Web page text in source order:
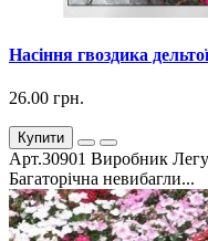
Насіння гвоздика
26.00 грн.
Купити
Арт.30901 Виробник
Багаторічна невибагли...